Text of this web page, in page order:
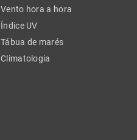
Vento hora a hora
Índice UV
Tábua de marés
Climatologia